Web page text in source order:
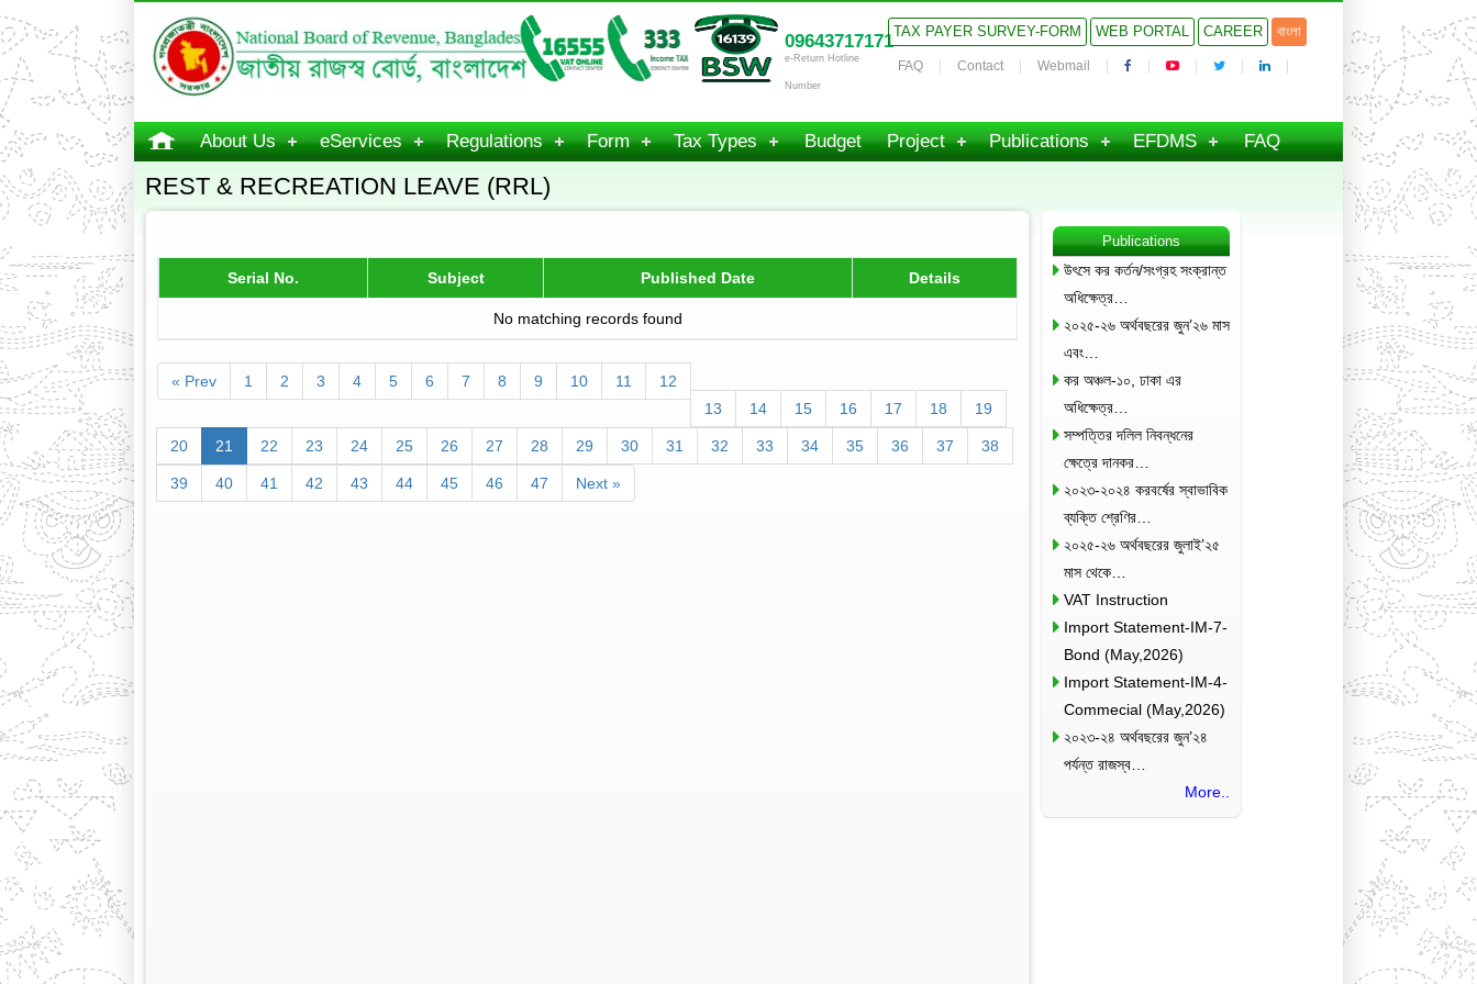
09643717171
e-Return Hotline
Number
TAX PAYER SURVEY-FORM WEB PORTAL CAREER বাংলা
FAQ Contact Webmail
About Us eServices Regulations Form Tax Types Budget Project Publications EFDMS FAQ
REST & RECREATION LEAVE (RRL)
Serial No. Subject Published Date Details
No matching records found
« Prev 1 2 3 4 5 6 7 8 9 10 11
12
13
14 15 16 17 18 19
20 21 22 23 24 25 26 27 28 29 30 31 32 33 34 35 36 37 38
39 40 41 42 43 44 45 46 47 Next »
Publications
উৎসে কর কর্তন/সংগ্রহ সংক্রান্ত
অধিক্ষেত্র…
২০২৫-২৬ অর্থবছরের জুন’২৬ মাস
এবং…
কর অঞ্চল-১০, ঢাকা এর
অধিক্ষেত্র…
সম্পত্তির দলিল নিবন্ধনের
ক্ষেত্রে দানকর…
২০২৩-২০২৪ করবর্ষের স্বাভাবিক
ব্যক্তি শ্রেণির…
২০২৫-২৬ অর্থবছরের জুলাই’২৫
মাস থেকে…
VAT Instruction
Import Statement-IM-7-
Bond (May,2026)
Import Statement-IM-4-
Commecial (May,2026)
২০২৩-২৪ অর্থবছরের জুন’২৪
পর্যন্ত রাজস্ব…
More..